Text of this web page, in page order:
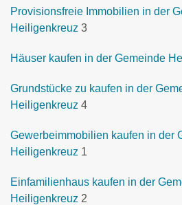
Provisionsfreie Immobilien in der
Heiligenkreuz 3
Häuser kaufen in der Gemeinde
Grundstücke zu kaufen in der
Heiligenkreuz 4
Gewerbeimmobilien kaufen in der
Heiligenkreuz 1
Einfamilienhaus kaufen in der
Heiligenkreuz 2